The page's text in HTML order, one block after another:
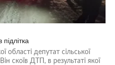
області депутат сільської
скоїв ДТП, в результаті якої